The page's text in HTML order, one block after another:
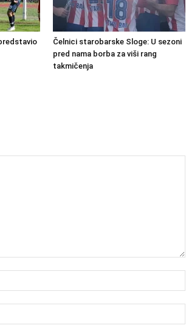
Čelnici starobarske Sloge: U sezoni
pred nama borba za viši rang
takmičenja